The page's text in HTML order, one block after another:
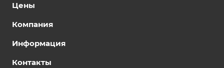
Цены
Компания
Информация
Контакты